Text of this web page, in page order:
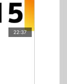
22:37